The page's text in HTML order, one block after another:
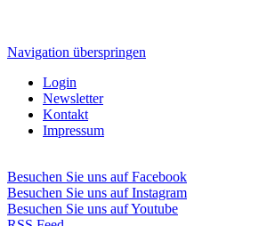
Navigation überspringen
Login
Newsletter
Kontakt
Impressum
Besuchen Sie uns auf Facebook
Besuchen Sie uns auf Instagram
Besuchen Sie uns auf Youtube